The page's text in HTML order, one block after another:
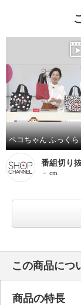
ペコちゃ
番組切り
－ cm
この商品につ
商品の特長